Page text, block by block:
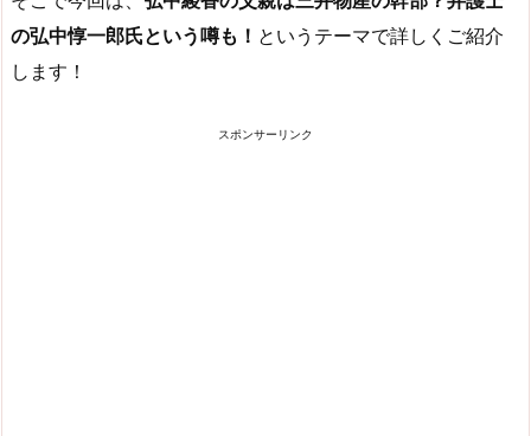
の弘中惇一郎氏という噂も！ というテーマで詳しくご紹介
します！
スポンサーリンク